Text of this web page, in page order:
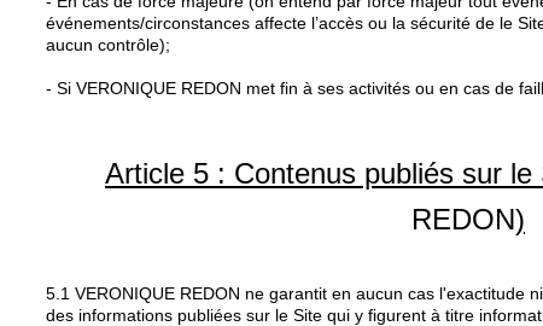
événements/circonstances affecte l’accès ou la sécurité de le
aucun contrôle);
- Si VERONIQUE REDON met fin à ses activités ou en cas de
Article 5 : Contenus publiés sur le
REDON)
5.1 VERONIQUE REDON ne garantit en aucun cas l'exactitude
des informations publiées sur le Site qui y figurent à titre